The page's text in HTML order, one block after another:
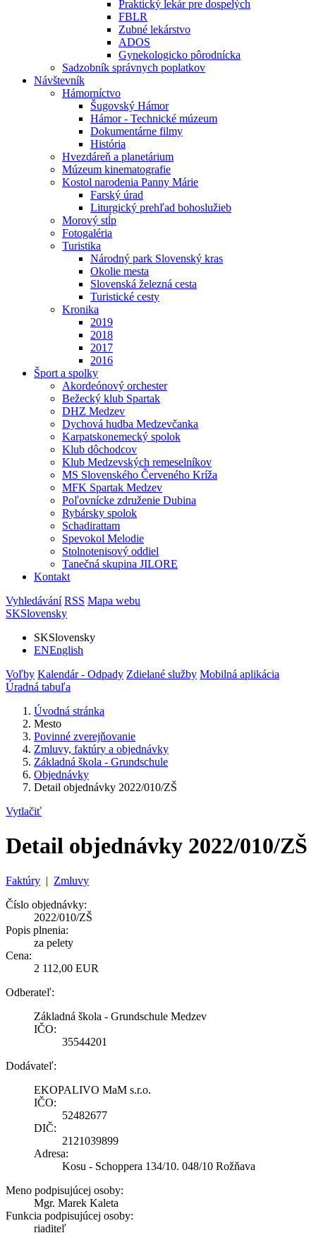
Praktický lekár pre dospelých
FBLR
Zubné lekárstvo
ADOS
Gynekologicko pôrodnícka
Sadzobník správnych poplatkov
Návštevník
Hámorníctvo
Šugovský Hámor
Hámor - Technické múzeum
Dokumentárne filmy
História
Hvezdáreň a planetárium
Múzeum kinematografie
Kostol narodenia Panny Márie
Farský úrad
Liturgický prehľad bohoslužieb
Morový stĺp
Fotogaléria
Turistika
Národný park Slovenský kras
Okolie mesta
Slovenská železná cesta
Turistické cesty
Kronika
2019
2018
2017
2016
Šport a spolky
Akordeónový orchester
Bežecký klub Spartak
DHZ Medzev
Dychová hudba Medzevčanka
Karpatskonemecký spolok
Klub dôchodcov
Klub Medzevských remeselníkov
MS Slovenského Červeného Kríža
MFK Spartak Medzev
Poľovnícke združenie Dubina
Rybársky spolok
Schadirattam
Spevokol Melodie
Stolnotenisový oddiel
Tanečná skupina JILORE
Kontakt
Vyhledávání RSS Mapa webu
SKSlovensky
SKSlovensky
ENEnglish
Voľby Kalendár - Odpady Zdielané služby Mobilná aplikácia
Úradná tabuľa
Úvodná stránka
Mesto
Povinné zverejňovanie
Zmluvy, faktúry a objednávky
Základná škola - Grundschule
Objednávky
Detail objednávky 2022/010/ZŠ
Vytlačiť
Detail objednávky 2022/010/ZŠ
Faktúry | Zmluvy
Číslo objednávky:
2022/010/ZŠ
Popis plnenia:
za pelety
Cena:
2 112,00 EUR
Odberateľ:
Základná škola - Grundschule Medzev
IČO:
35544201
Dodávateľ:
EKOPALIVO MaM s.r.o.
IČO:
52482677
DIČ:
2121039899
Adresa:
Kosu - Schoppera 134/10. 048/10 Rožňava
Meno podpisujúcej osoby:
Mgr. Marek Kaleta
Funkcia podpisujúcej osoby:
riaditeľ